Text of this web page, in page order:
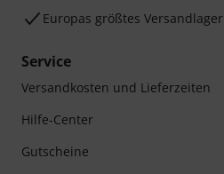
Europas größtes Versandlager
Service
Versandkosten und Lieferzeiten
Hilfe-Center
Gutscheine